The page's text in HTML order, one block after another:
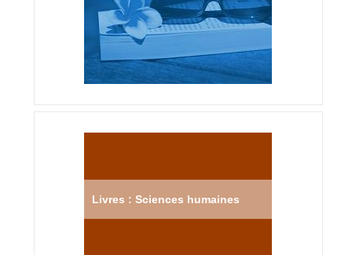
Livres : Sciences humaines